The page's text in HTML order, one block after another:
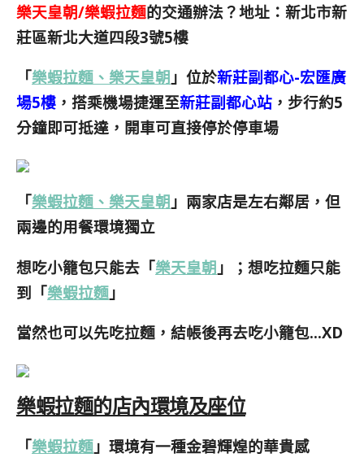
樂天皇朝/樂蝦拉麵的交通辦法？地址：新北市新
莊區新北大道四段3號5樓
「樂蝦拉麵、樂天皇朝 」位於新莊副都心-宏匯廣
場5樓 ，搭乘機場捷運至新莊副都心站 ，步行約5
分鐘即可抵達，開車可直接停於停車場
「樂蝦拉麵、樂天皇朝 」兩家店是左右鄰居，但
兩邊的用餐環境獨立
想吃小籠包只能去「樂天皇朝 」；想吃拉麵只能
到「樂蝦拉麵 」
當然也可以先吃拉麵，結帳後再去吃小籠包…XD
樂蝦拉麵的店內環境及座位
「樂蝦拉麵 」環境有一種金碧輝煌的華貴感